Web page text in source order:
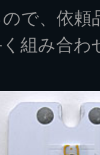
で、依頼
組み合